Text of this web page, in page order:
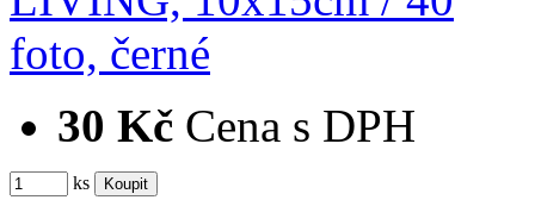
30 Kč Cena s DPH
ks